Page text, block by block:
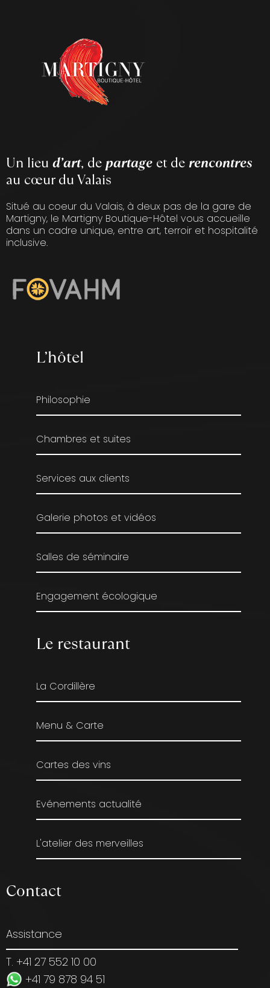
Un lieu d’art, departage et derencontres
au cœur du Valais
Situé au coeur du Valais, à deux pas de la gare de
Martigny, le Martigny Boutique-Hôtel vous accueille
dans un cadre unique, entre art, terroir et hospitalité
inclusive.
L’hôtel
Philosophie
Chambres et suites
Services aux clients
Galerie photos et vidéos
Salles de séminaire
Engagement écologique
Le restaurant
La Cordillère
Menu & Carte
Cartes des vins
Evénements actualité
L'atelier des merveilles
Contact
Assistance
T. +41 27 552 10 00
+41 79 878 94 51